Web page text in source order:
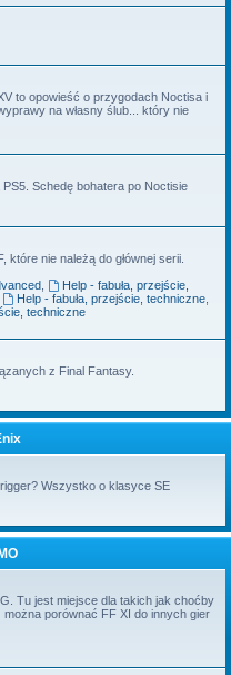
to opowieść o przygodach Noctisa i
na własny ślub... który nie
Schedę bohatera po Noctisie
nie należą do głównej serii.
,
Help - fabuła, przejście,
Help - fabuła, przejście, techniczne,
techniczne
z Final Fantasy.
Wszystko o klasyce SE
Tu jest miejsce dla takich jak choćby
porównać FF XI do innych gier